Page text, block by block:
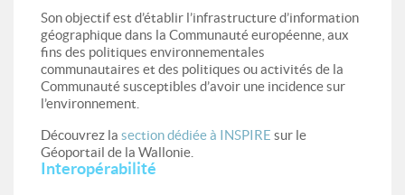
Son objectif est d’établir l’infrastructure d’information
géographique dans la Communauté européenne, aux
fins des politiques environnementales
communautaires et des politiques ou activités de la
Communauté susceptibles d’avoir une incidence sur
l’environnement.
Découvrez la section dédiée à INSPIRE sur le
Géoportail de la Wallonie.
Interopérabilité